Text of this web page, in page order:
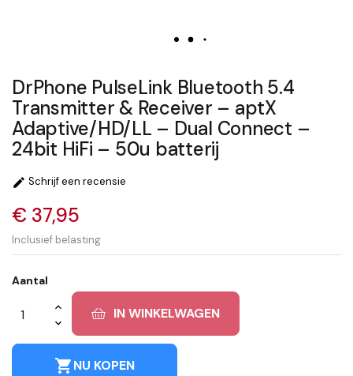
DrPhone PulseLink Bluetooth 5.4
Transmitter & Receiver – aptX
Adaptive/HD/LL – Dual Connect –
24bit HiFi – 50u batterij
 Schrijf een recensie
€ 37,95
Inclusief belasting
Aantal
IN WINKELWAGEN
shopping_cartNU KOPEN